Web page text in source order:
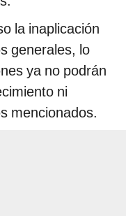
la inaplicación
generales, lo
ya no podrán
ni
mencionados.